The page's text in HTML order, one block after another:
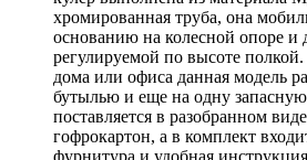
хромированная труба, она
основанию на колесной опоре и
регулируемой по высоте
дома или офиса данная модель
бутылью и еще на одну
поставляется в разобранном
гофрокартон, а в комплект